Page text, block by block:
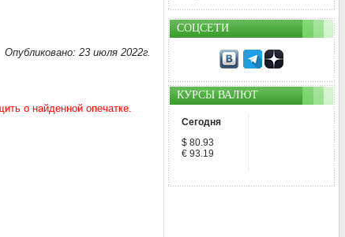
Опубликовано: 23 июля 2022г.
СОЦСЕТИ
КУРСЫ ВАЛЮТ
Сегодня
$ 80.93
€ 93.19